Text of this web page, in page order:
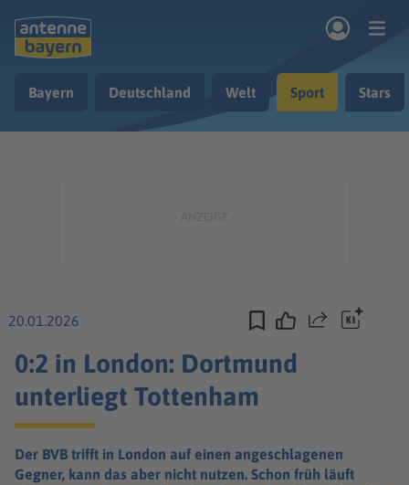
Bayern Deutschland Welt Sport Stars
20.01.2026 Teilen
0:2 in London: Dortmund
unterliegt Tottenham
Der BVB trifft in London auf einen angeschlagenen
Gegner, kann das aber nicht nutzen. Schon früh läuft